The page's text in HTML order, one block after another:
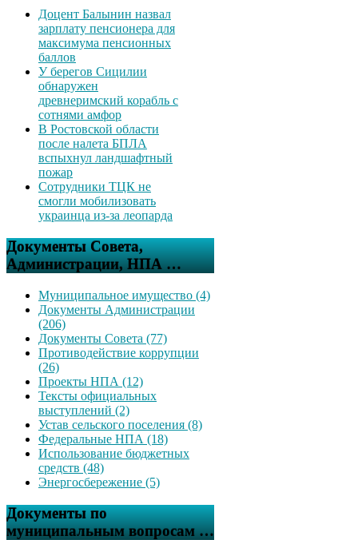
Доцент Балынин назвал
зарплату пенсионера для
максимума пенсионных
баллов
У берегов Сицилии
обнаружен
древнеримский корабль с
сотнями амфор
В Ростовской области
после налета БПЛА
вспыхнул ландшафтный
пожар
Сотрудники ТЦК не
смогли мобилизовать
украинца из-за леопарда
Документы Совета,
Администрации, НПА …
Муниципальное имущество (4)
Документы Администрации
(206)
Документы Совета (77)
Противодействие коррупции
(26)
Проекты НПА (12)
Тексты официальных
выступлений (2)
Устав сельского поселения (8)
Федеральные НПА (18)
Использование бюджетных
средств (48)
Энергосбережение (5)
Документы по
муниципальным вопросам …